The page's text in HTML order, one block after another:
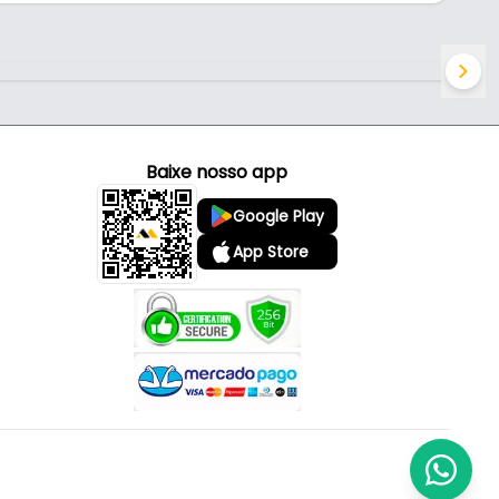
Baixe nosso app
Google Play
App Store